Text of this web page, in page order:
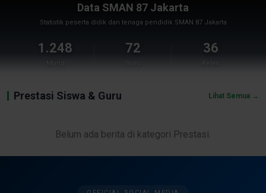
Data SMAN 87 Jakarta
Statistik peserta didik dan tenaga pendidik SMAN 87 Jakarta
1.248
Murid
72
Guru
36
Kelas
Prestasi Siswa & Guru Lihat Semua →
Belum ada berita di kategori Prestasi.